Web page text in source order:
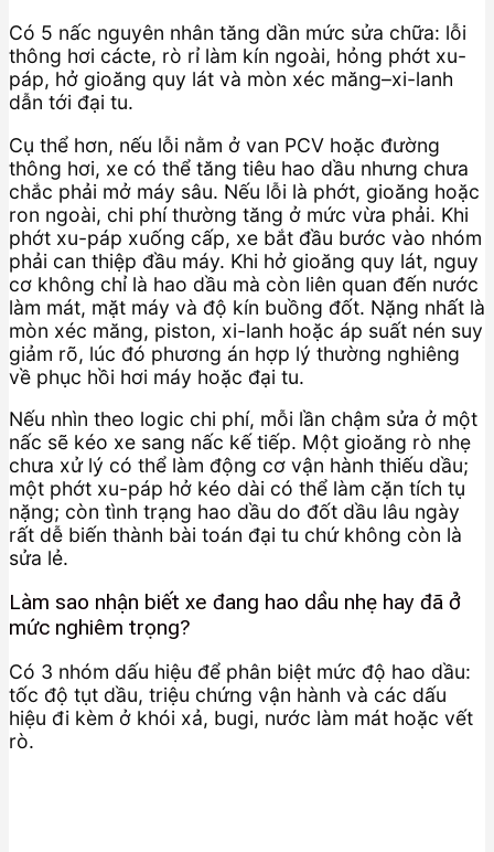
Có 5 nấc nguyên nhân tăng dần mức sửa chữa: lỗi
thông hơi cácte, rò rỉ làm kín ngoài, hỏng phớt xu-
páp, hở gioăng quy lát và mòn xéc măng–xi-lanh
dẫn tới đại tu.
Cụ thể hơn, nếu lỗi nằm ở van PCV hoặc đường
thông hơi, xe có thể tăng tiêu hao dầu nhưng chưa
chắc phải mở máy sâu. Nếu lỗi là phớt, gioăng hoặc
ron ngoài, chi phí thường tăng ở mức vừa phải. Khi
phớt xu-páp xuống cấp, xe bắt đầu bước vào nhóm
phải can thiệp đầu máy. Khi hở gioăng quy lát, nguy
cơ không chỉ là hao dầu mà còn liên quan đến nước
làm mát, mặt máy và độ kín buồng đốt. Nặng nhất là
mòn xéc măng, piston, xi-lanh hoặc áp suất nén suy
giảm rõ, lúc đó phương án hợp lý thường nghiêng
về phục hồi hơi máy hoặc đại tu.
Nếu nhìn theo logic chi phí, mỗi lần chậm sửa ở một
nấc sẽ kéo xe sang nấc kế tiếp. Một gioăng rò nhẹ
chưa xử lý có thể làm động cơ vận hành thiếu dầu;
một phớt xu-páp hở kéo dài có thể làm cặn tích tụ
nặng; còn tình trạng hao dầu do đốt dầu lâu ngày
rất dễ biến thành bài toán đại tu chứ không còn là
sửa lẻ.
Làm sao nhận biết xe đang hao dầu nhẹ hay đã ở
mức nghiêm trọng?
Có 3 nhóm dấu hiệu để phân biệt mức độ hao dầu:
tốc độ tụt dầu, triệu chứng vận hành và các dấu
hiệu đi kèm ở khói xả, bugi, nước làm mát hoặc vết
rò.